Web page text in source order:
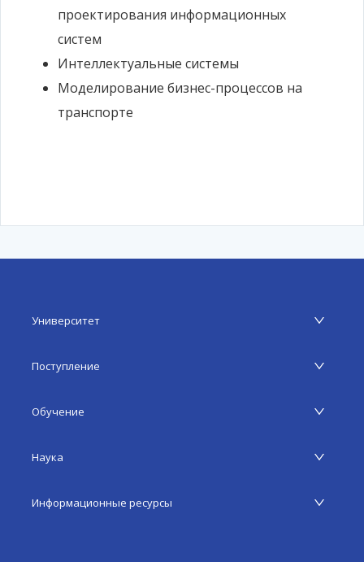
проектирования информационных
систем
Интеллектуальные системы
Моделирование бизнес-процессов на
транспорте
Университет
Поступление
Обучение
Наука
Информационные ресурсы